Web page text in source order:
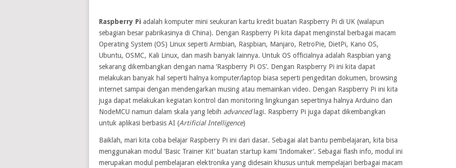
Raspberry Pi adalah komputer mini seukuran kartu kredit buatan Raspberry Pi di UK (walapun
sebagian besar pabrikasinya di China). Dengan Raspberry Pi kita dapat menginstal berbagai macam
Operating System (OS) Linux seperti Armbian, Raspbian, Manjaro, RetroPie, DietPi, Kano OS,
Ubuntu, OSMC, Kali Linux, dan masih banyak lainnya. Untuk OS officialnya adalah Raspbian yang
sekarang dikembangkan dengan nama ‘Raspberry Pi OS’. Dengan Raspberry Pi ini kita dapat
melakukan banyak hal seperti halnya komputer/laptop biasa seperti pengeditan dokumen, browsing
internet sampai dengan mendengarkan musing atau memainkan video. Dengan Raspberry Pi ini kita
juga dapat melakukan kegiatan kontrol dan monitoring lingkungan sepertinya halnya Arduino dan
NodeMCU namun dalam skala yang lebih advancedlagi. Raspberry Pi juga dapat dikembangkan
untuk aplikasi berbasis AI (Artificial Intelligence)
Baiklah, mari kita coba belajar Raspberry Pi ini dari dasar. Sebagai alat bantu pembelajaran, kita bisa
menggunakan modul ‘Basic Trainer Kit’ buatan startup kami ‘Indomaker’. Sebagai flash info, modul ini
merupakan modul pembelajaran elektronika yang didesain khusus untuk mempelajari berbagai macam